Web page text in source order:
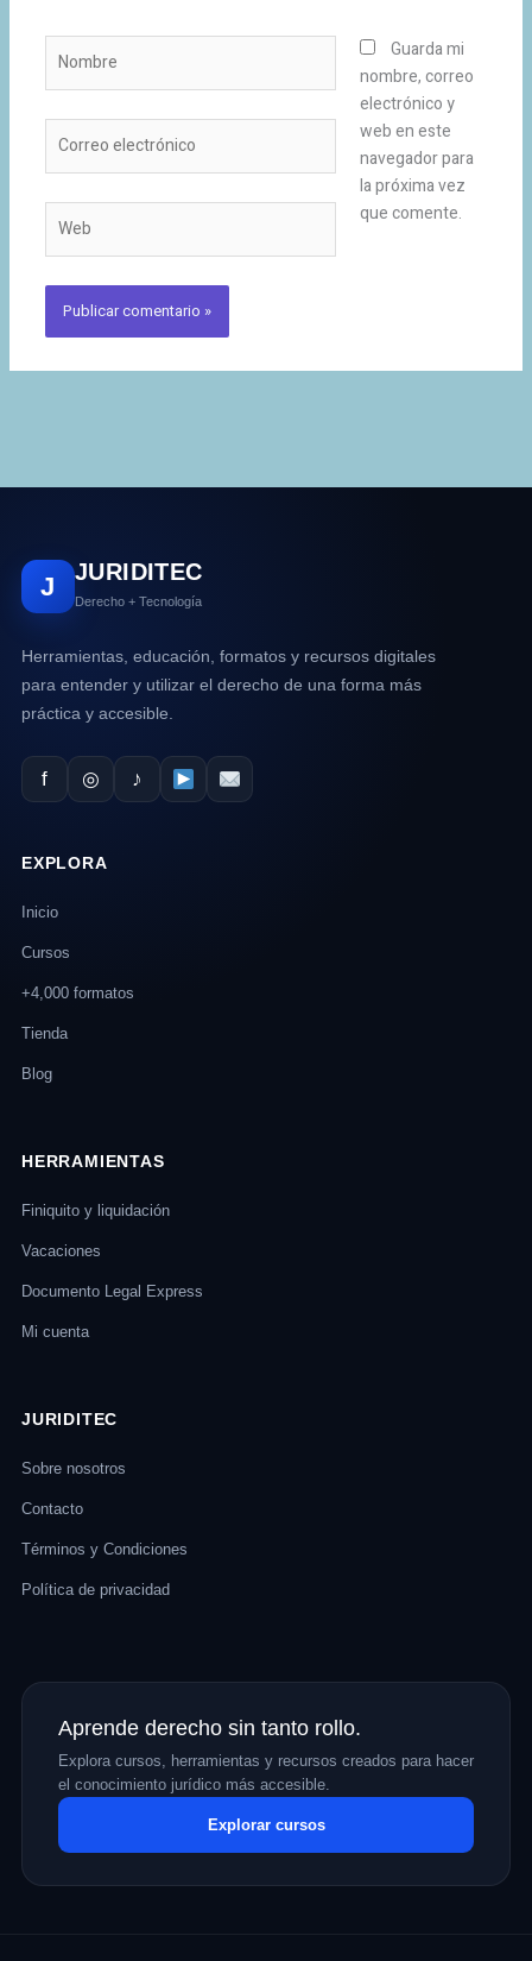
electrónico
Guarda mi
nombre, correo
electrónico y
web en este
navegador para
la próxima vez
que comente.
J
JURIDITEC
Derecho + Tecnología
Herramientas, educación, formatos y recursos digitales
para entender y utilizar el derecho de una forma más
práctica y accesible.
f ◎ ♪
EXPLORA
Inicio
Cursos
+4,000 formatos
Tienda
Blog
HERRAMIENTAS
Finiquito y liquidación
Vacaciones
Documento Legal Express
Mi cuenta
JURIDITEC
Sobre nosotros
Contacto
Términos y Condiciones
Política de privacidad
Aprende derecho sin tanto rollo.
Explora cursos, herramientas y recursos creados para hacer
el conocimiento jurídico más accesible.
Explorar cursos